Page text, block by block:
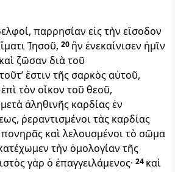
παρρησίαν εἰς τὴν εἴσοδον
Ἰησοῦ, 20 ἣν ἐνεκαίνισεν ἡμῖν
ζῶσαν διὰ τοῦ
ἔστιν τῆς σαρκὸς αὐτοῦ,
τὸν οἶκον τοῦ θεοῦ,
ἀληθινῆς καρδίας ἐν
ῥεραντισμένοι τὰς καρδίας
καὶ λελουσμένοι τὸ σῶμα
τὴν ὁμολογίαν τῆς
γὰρ ὁ ἐπαγγειλάμενος· 24 καὶ